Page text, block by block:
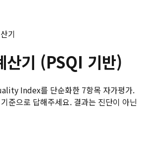
기
산기 (PSQI 기반)
Index를 단순화한 7항목 자가평가.
준으로 답해주세요. 결과는 진단이 아닌